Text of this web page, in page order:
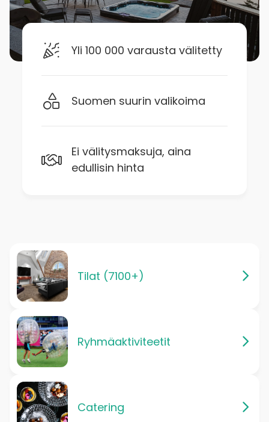
Yli 100 000 varausta välitetty
Suomen suurin valikoima
Ei välitysmaksuja, aina
edullisin hinta
Tilat (7100+)
Ryhmäaktiviteetit
Catering